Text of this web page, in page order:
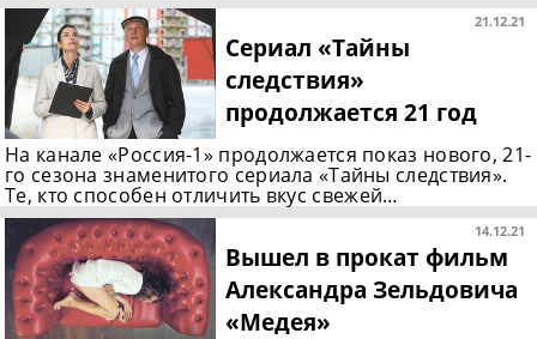
21.12.21
Сериал «Тайны
следствия»
продолжается 21 год
На канале «Россия-1» продолжается показ нового, 21-
го сезона знаменитого сериала «Тайны следствия».
Те, кто способен отличить вкус свежей…
14.12.21
Вышел в прокат фильм
Александра Зельдовича
«Медея»